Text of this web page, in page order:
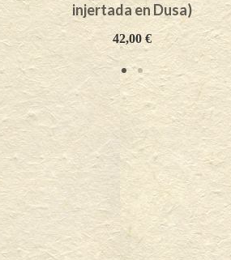
injertada en Dusa)
42,00€